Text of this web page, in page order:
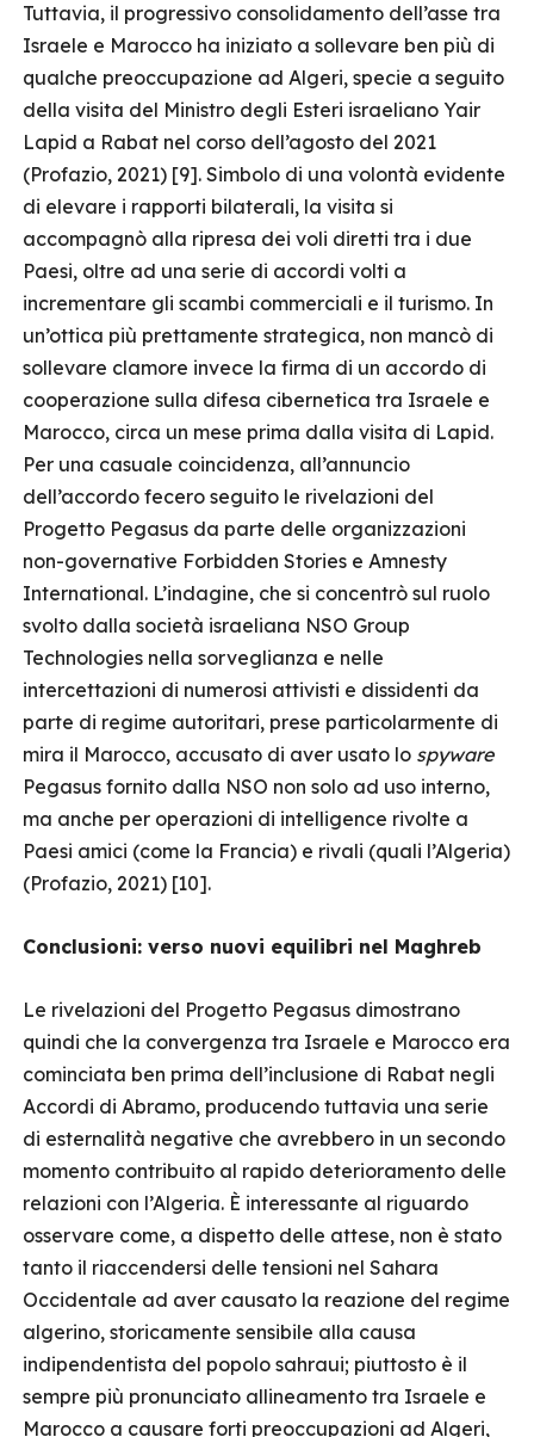
Tuttavia, il progressivo consolidamento dell’asse tra
Israele e Marocco ha iniziato a sollevare ben più di
qualche preoccupazione ad Algeri, specie a seguito
della visita del Ministro degli Esteri israeliano Yair
Lapid a Rabat nel corso dell’agosto del 2021
(Profazio, 2021) [9]. Simbolo di una volontà evidente
di elevare i rapporti bilaterali, la visita si
accompagnò alla ripresa dei voli diretti tra i due
Paesi, oltre ad una serie di accordi volti a
incrementare gli scambi commerciali e il turismo. In
un’ottica più prettamente strategica, non mancò di
sollevare clamore invece la firma di un accordo di
cooperazione sulla difesa cibernetica tra Israele e
Marocco, circa un mese prima dalla visita di Lapid.
Per una casuale coincidenza, all’annuncio
dell’accordo fecero seguito le rivelazioni del
Progetto Pegasus da parte delle organizzazioni
non-governative Forbidden Stories e Amnesty
International. L’indagine, che si concentrò sul ruolo
svolto dalla società israeliana NSO Group
Technologies nella sorveglianza e nelle
intercettazioni di numerosi attivisti e dissidenti da
parte di regime autoritari, prese particolarmente di
mira il Marocco, accusato di aver usato lo spyware
Pegasus fornito dalla NSO non solo ad uso interno,
ma anche per operazioni di intelligence rivolte a
Paesi amici (come la Francia) e rivali (quali l’Algeria)
(Profazio, 2021) [10].
Conclusioni: verso nuovi equilibri nel Maghreb
Le rivelazioni del Progetto Pegasus dimostrano
quindi che la convergenza tra Israele e Marocco era
cominciata ben prima dell’inclusione di Rabat negli
Accordi di Abramo, producendo tuttavia una serie
di esternalità negative che avrebbero in un secondo
momento contribuito al rapido deterioramento delle
relazioni con l’Algeria. È interessante al riguardo
osservare come, a dispetto delle attese, non è stato
tanto il riaccendersi delle tensioni nel Sahara
Occidentale ad aver causato la reazione del regime
algerino, storicamente sensibile alla causa
indipendentista del popolo sahraui; piuttosto è il
sempre più pronunciato allineamento tra Israele e
Marocco a causare forti preoccupazioni ad Algeri,